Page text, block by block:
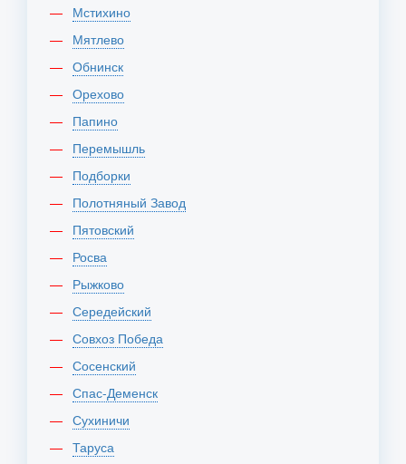
Мстихино
Мятлево
Обнинск
Орехово
Папино
Перемышль
Подборки
Полотняный Завод
Пятовский
Росва
Рыжково
Середейский
Совхоз Победа
Сосенский
Спас-Деменск
Сухиничи
Таруса